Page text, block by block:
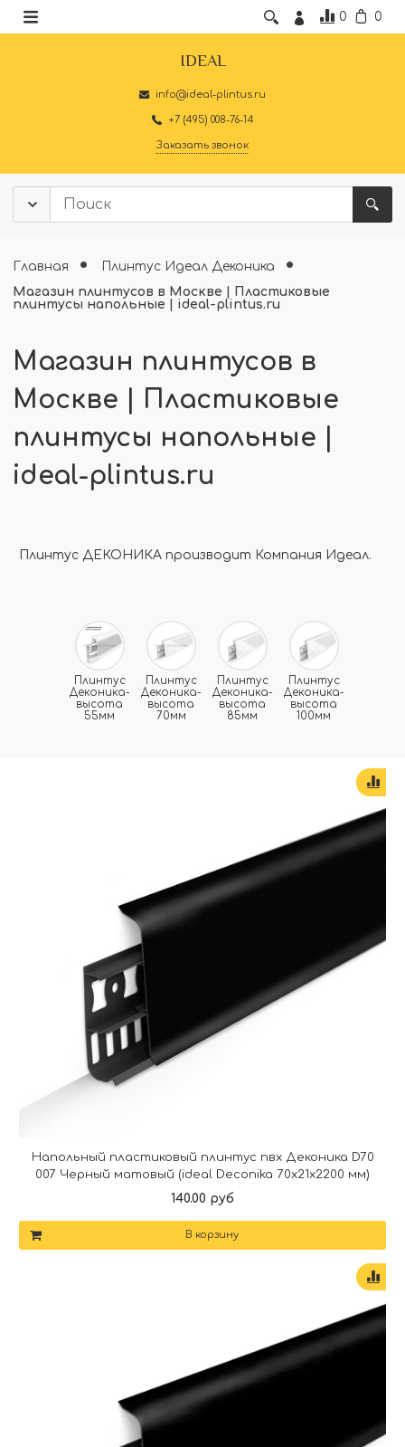
0 0
IDEAL
info@ideal-plintus.ru
+7 (495) 008-76-14
Заказать звонок
Главная
Плинтус Идеал Деконика
Магазин плинтусов в Москве | Пластиковые
плинтусы напольные | ideal-plintus.ru
Магазин плинтусов в
Москве | Пластиковые
плинтусы напольные |
ideal-plintus.ru
Плинтус ДЕКОНИКА производит Компания Идеал.
Плинтус
Деконика-
высота
55мм
Плинтус
Деконика-
высота
70мм
Плинтус
Деконика-
высота
85мм
Плинтус
Деконика-
высота
100мм
Напольный пластиковый плинтус пвх Деконика D70
007 Черный матовый (ideal Deconika 70х21х2200 мм)
140.00 руб
В корзину